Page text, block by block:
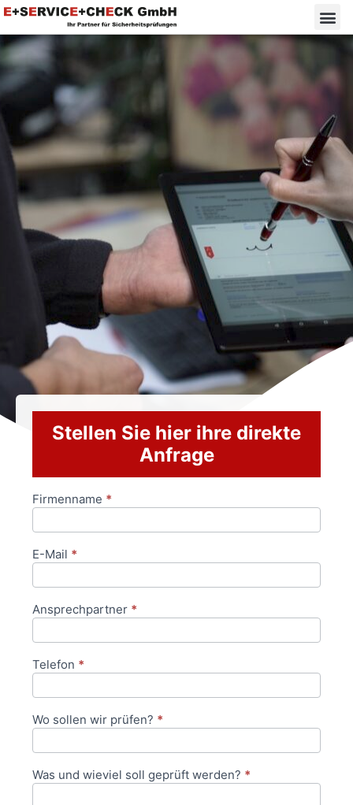
Stellen Sie hier ihre direkte
Anfrage
Anfrageformular
Firmenname *
E-Mail *
Ansprechpartner *
Telefon *
Wo sollen wir prüfen? *
Was und wieviel soll geprüft werden? *